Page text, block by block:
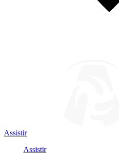
Assistir
Assistir